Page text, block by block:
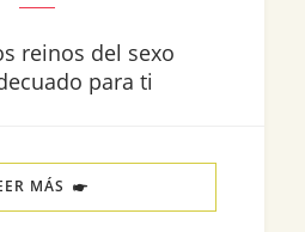
reinos del sexo
para ti
MÁS